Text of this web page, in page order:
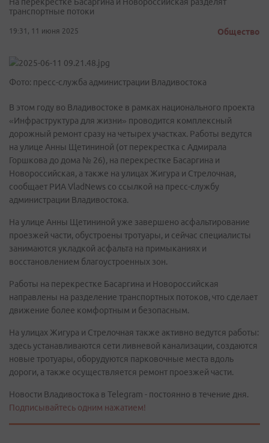
транспортные потоки
19:31, 11 июня 2025 Общество
Фото: пресс-служба администрации Владивостока
В этом году во Владивостоке в рамках национального проекта
«Инфраструктура для жизни» проводится комплексный
дорожный ремонт сразу на четырех участках. Работы ведутся
на улице Анны Щетининой (от перекрестка с Адмирала
Горшкова до дома № 26), на перекрестке Басаргина и
Новороссийская, а также на улицах Жигура и Стрелочная,
сообщает РИА VladNews со ссылкой на пресс-службу
администрации Владивостока.
На улице Анны Щетининой уже завершено асфальтирование
проезжей части, обустроены тротуары, и сейчас специалисты
занимаются укладкой асфальта на примыканиях и
восстановлением благоустроенных зон.
Работы на перекрестке Басаргина и Новороссийская
направлены на разделение транспортных потоков, что сделает
движение более комфортным и безопасным.
На улицах Жигура и Стрелочная также активно ведутся работы:
здесь устанавливаются сети ливневой канализации, создаются
новые тротуары, оборудуются парковочные места вдоль
дороги, а также осуществляется ремонт проезжей части.
Новости Владивостока в Telegram - постоянно в течение дня.
Подписывайтесь одним нажатием!